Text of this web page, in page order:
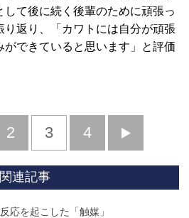
て後に続く後輩のために頑張っ
り返り、「カワトには自分が頑張
ができていると思います」と評価
2 3 4
へ
連記事
応を起こした「触媒」